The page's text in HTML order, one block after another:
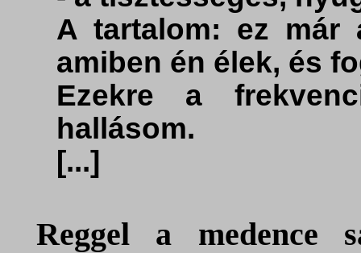
A tartalom: ez már
amiben én élek, és
Ezekre a
hallásom.
[...]
Reggel a medence